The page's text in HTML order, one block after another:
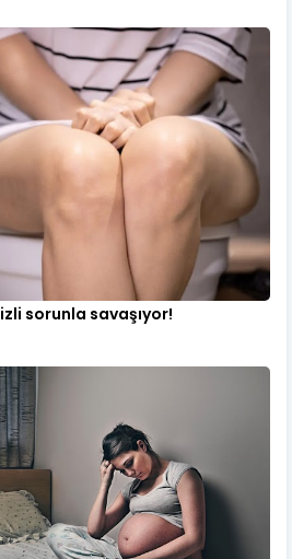
sorunla savaşıyor!